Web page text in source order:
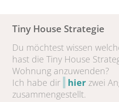
Tiny House Strategie
Du möchtest wissen
hast die Tiny House
Wohnung anzuwenden?
Ich habe dir
hier zwei
zusammengestellt.